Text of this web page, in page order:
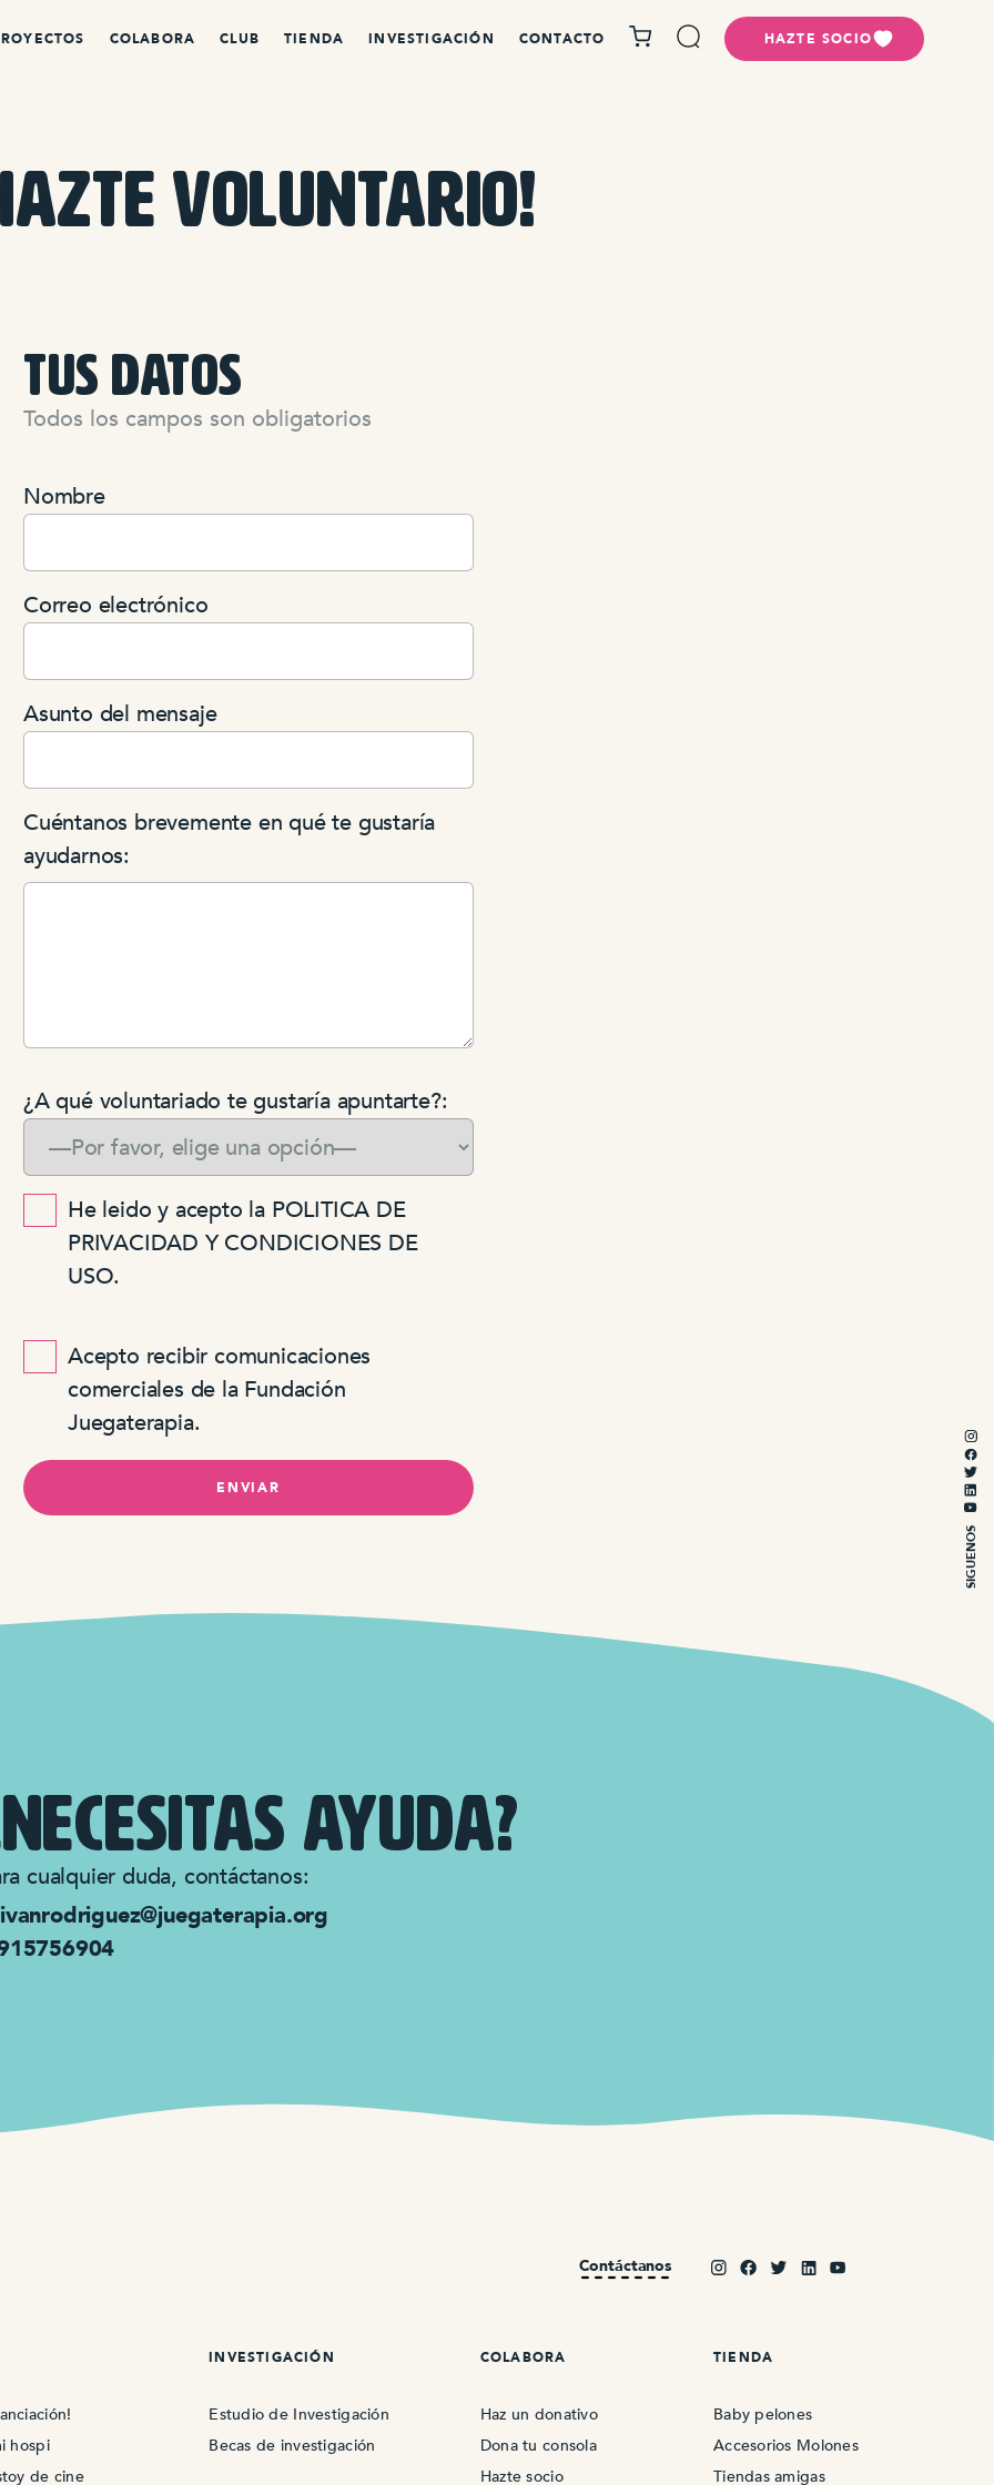
SIGUENOS
COLABORA CLUB TIENDA INVESTIGACIÓN CONTACTO HAZTE SOCIO
voluntario!
TUS DATOS
Todos los campos son obligatorios
Nombre
Correo electrónico
Asunto del mensaje
Cuéntanos brevemente en qué te gustaría
ayudarnos:
¿A qué voluntariado te gustaría apuntarte?:
He leido y acepto la POLITICA DE
PRIVACIDAD Y CONDICIONES DE
USO.
Acepto recibir comunicaciones
comerciales de la Fundación
Juegaterapia.
ayuda?
cualquier duda, contáctanos:
ivanrodriguez@juegaterapia.org
Contáctanos
hospi
de cine
INVESTIGACIÓN
Estudio de Investigación
Becas de investigación
COLABORA
Haz un donativo
Dona tu consola
Hazte socio
TIENDA
Baby pelones
Accesorios Molones
Tiendas amigas